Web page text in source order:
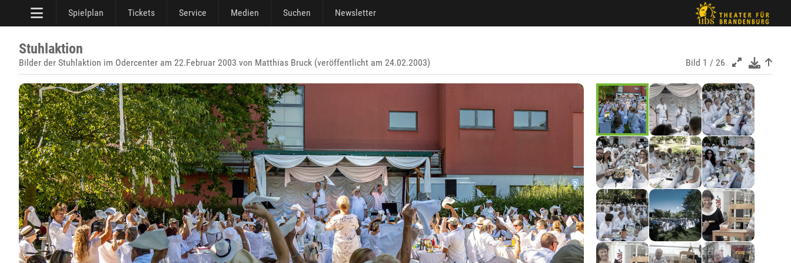
Spielplan Tickets Service Medien Suchen Newsletter
Stuhlaktion
Bilder der Stuhlaktion im Odercenter am 22.Februar 2003 von Matthias Bruck (veröffentlicht am 24.02.2003) Bild 1 / 26